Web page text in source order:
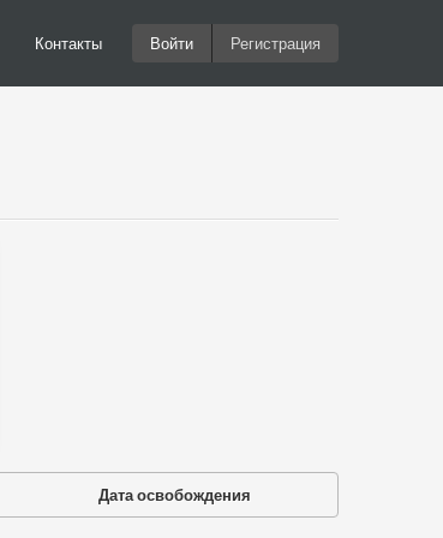
Контакты Войти Регистрация
Дата освобождения